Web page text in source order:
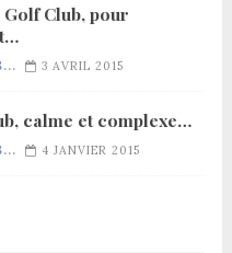
Club, pour
3 AVRIL 2015
calme et complexe…
4 JANVIER 2015